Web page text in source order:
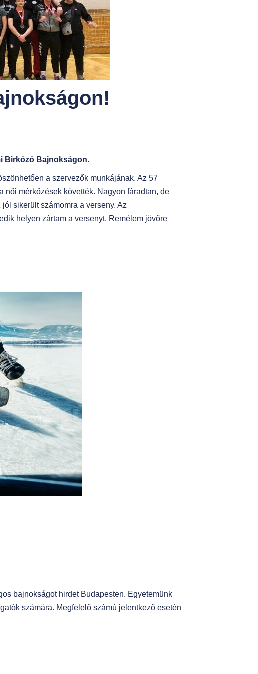
Birkózó Bajnokságon.
a szervezők munkájának. Az 57
női mérkőzések követték. Nagyon fáradtan, de
sikerült számomra a verseny. Az
helyen zártam a versenyt. Remélem jövőre
bajnokságot hirdet Budapesten. Egyetemünk
számára. Megfelelő számú jelentkező esetén